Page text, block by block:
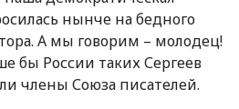
нынче на бедного
А мы говорим – молодец!
бы России таких Сергеев
члены Союза писателей.